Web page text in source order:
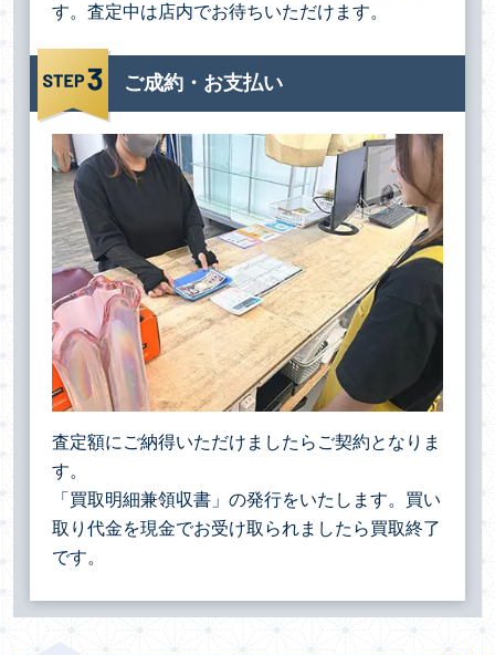
す。査定中は店内でお待ちいただけます。
ご成約・お支払い
査定額にご納得いただけましたらご契約となりま
す。
「買取明細兼領収書」の発行をいたします。買い
取り代金を現金でお受け取られましたら買取終了
です。